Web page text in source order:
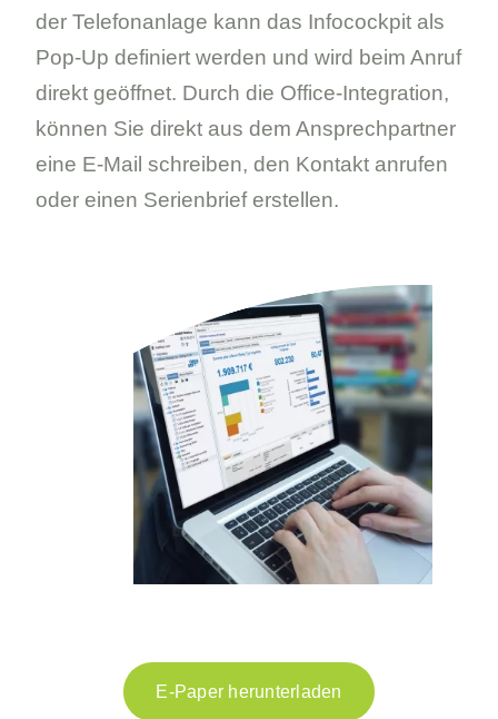
der Telefonanlage kann das Infocockpit als
Pop-Up definiert werden und wird beim Anruf
direkt geöffnet. Durch die Office-Integration,
können Sie direkt aus dem Ansprechpartner
eine E-Mail schreiben, den Kontakt anrufen
oder einen Serienbrief erstellen.
E-Paper herunterladen